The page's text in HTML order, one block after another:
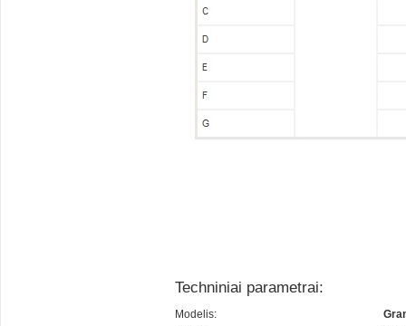
Techniniai parametrai:
Modelis: